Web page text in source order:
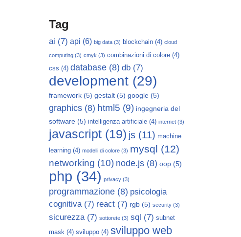
Tag
ai (7) api (6) big data (3) blockchain (4) cloud
computing (3) cmyk (3) combinazioni di colore (4)
css (4) database (8) db (7)
development (29)
framework (5) gestalt (5) google (5)
graphics (8) html5 (9) ingegneria del
software (5) intelligenza artificiale (4) internet (3)
javascript (19) js (11) machine
learning (4) modelli di colore (3) mysql (12)
networking (10) node.js (8) oop (5)
php (34) privacy (3)
programmazione (8) psicologia
cognitiva(7) react (7) rgb (5) security (3)
sicurezza(7) sottorete (3) sql (7) subnet
mask (4) sviluppo (4) sviluppo web